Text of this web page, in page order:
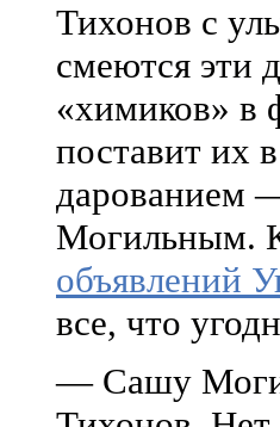
Тихонов с
смеются эти
«химиков» в
поставит их
дарованием
Могильным.
объявлений
все, что
— Сашу